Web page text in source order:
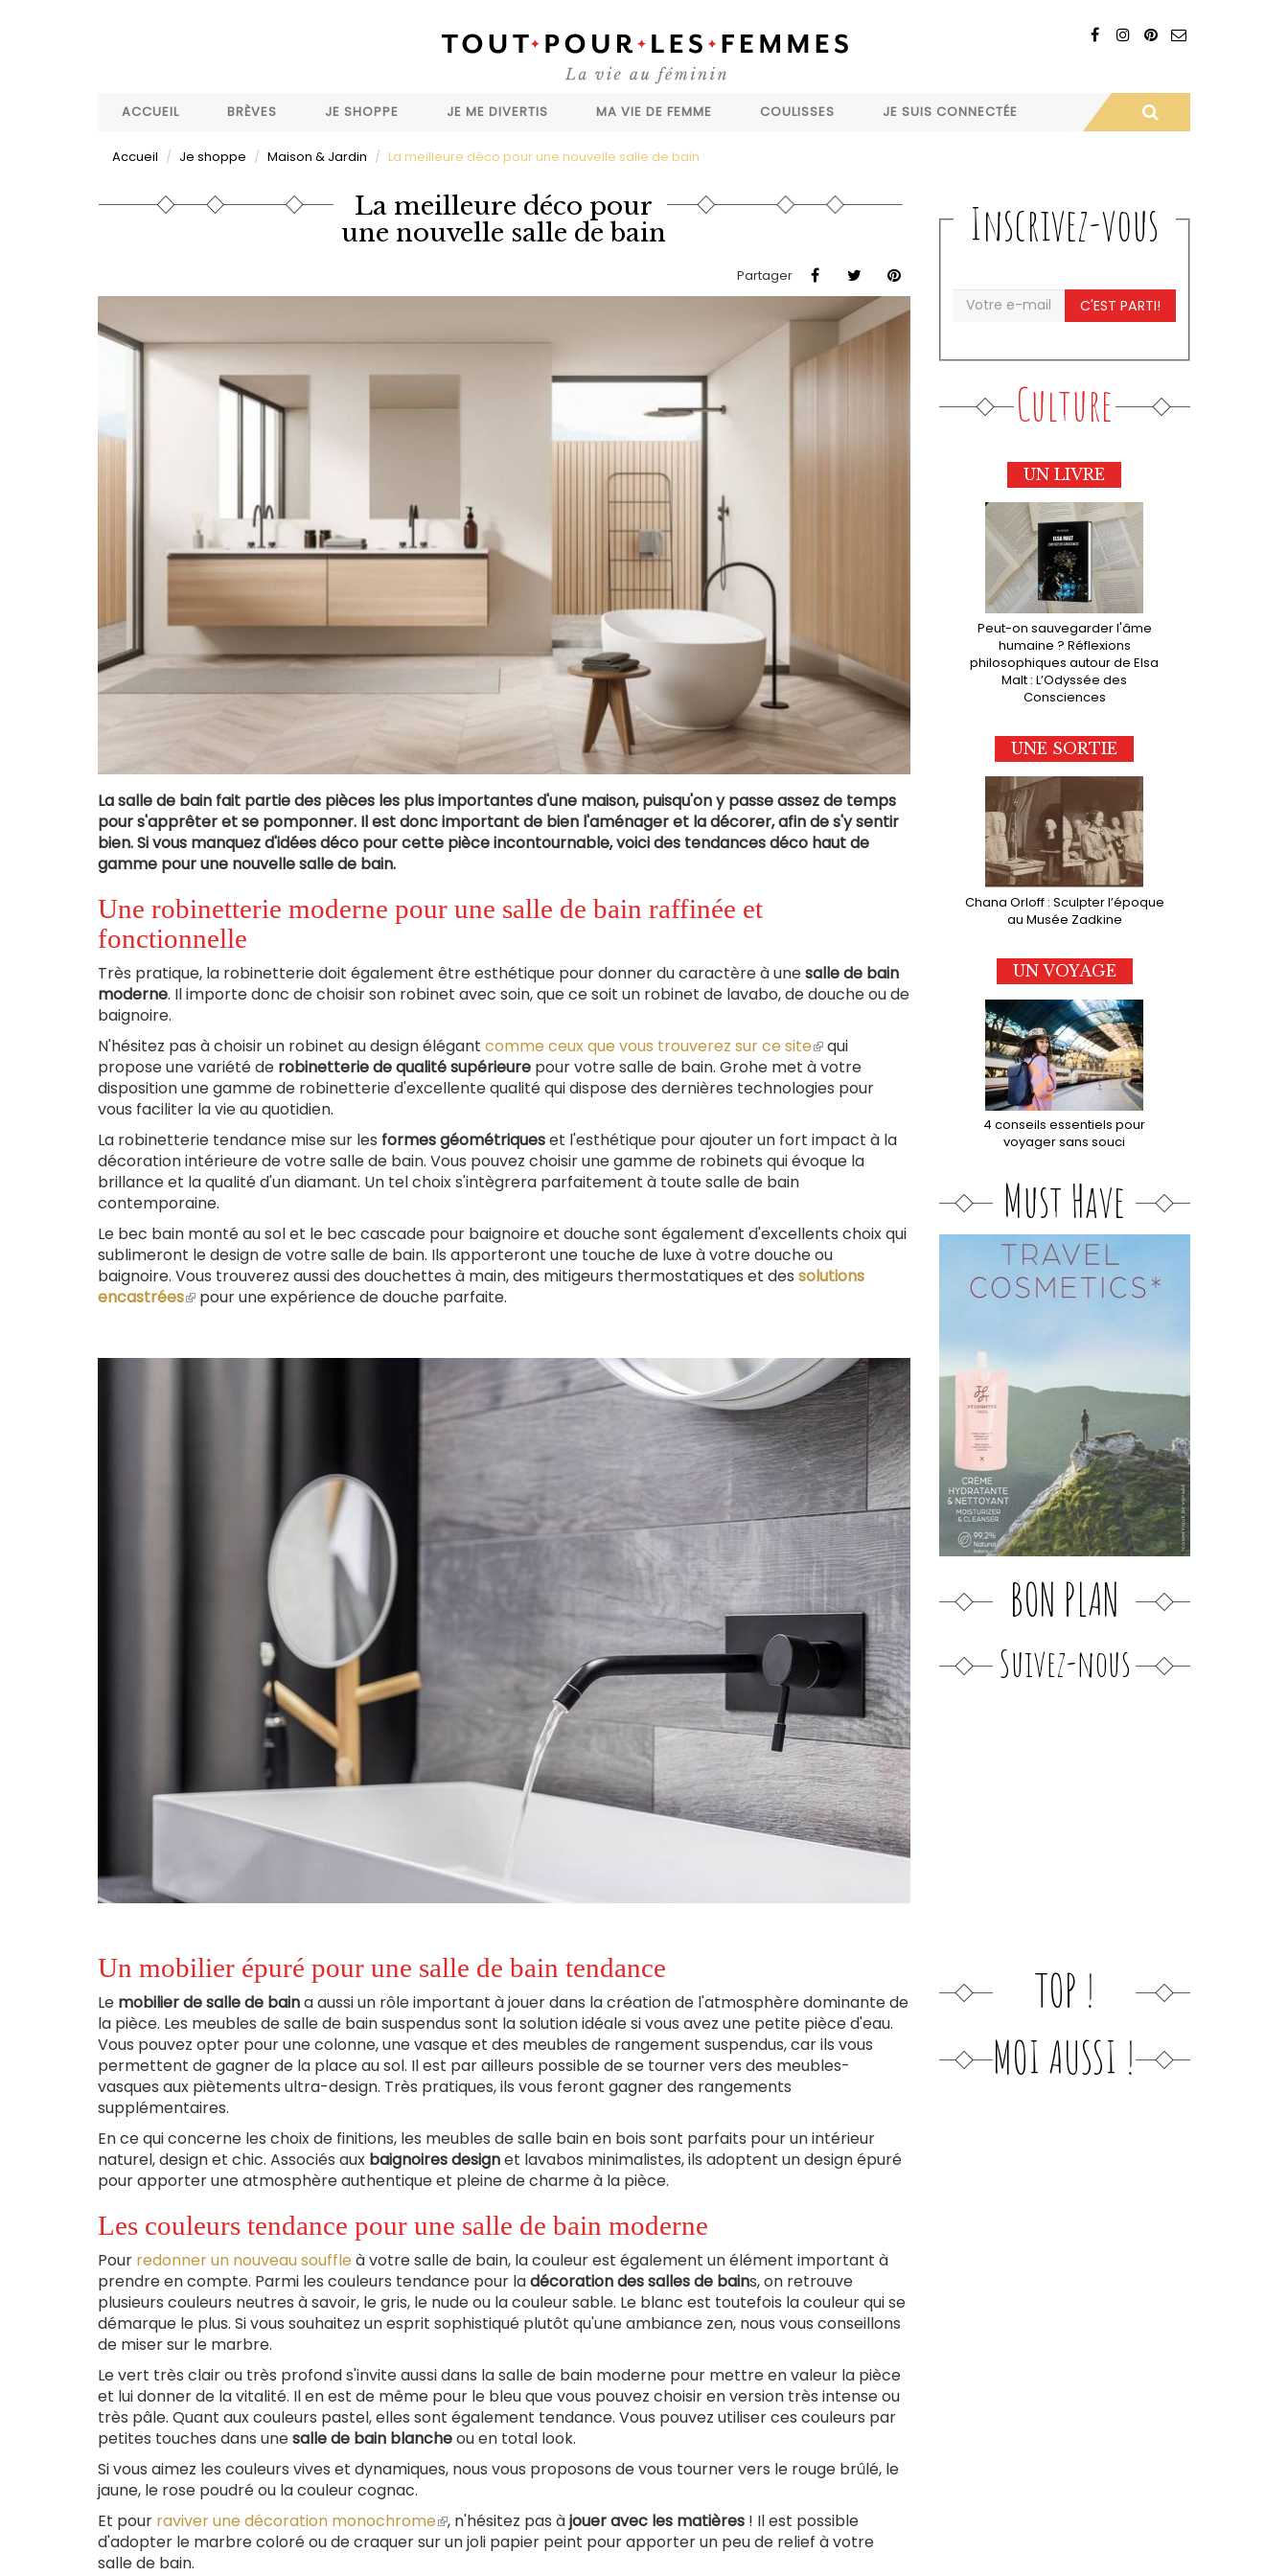
ACCUEIL
BRÈVES JE SHOPPE JE ME DIVERTIS MA VIE DE FEMME COULISSES JE SUIS CONNECTÉE
Accueil Je shoppe Maison & Jardin La meilleure déco pour une nouvelle salle de bain
La meilleure déco pour
une nouvelle salle de bain
Partager
La salle de bain fait partie des pièces les plus importantes d'une maison, puisqu'on y passe assez de temps
pour s'apprêter et se pomponner. Il est donc important de bien l'aménager et la décorer, afin de s'y sentir
bien. Si vous manquez d'idées déco pour cette pièce incontournable, voici des tendances déco haut de
gamme pour une nouvelle salle de bain.
Une robinetterie moderne pour une salle de bain raffinée et
fonctionnelle
Très pratique, la robinetterie doit également être esthétique pour donner du caractère à unesalle de bain
moderne. Il importe donc de choisir son robinet avec soin, que ce soit un robinet de lavabo, de douche ou de
baignoire.
N'hésitez pas à choisir un robinet au design élégant comme ceux que vous trouverez sur ce site(le
lien
est
qui
propose une variété de robinetterie de qualité supérieure pour votre salle de bain. Grohe met à votre
disposition une gamme de robinetterie d'excellente qualité qui dispose des dernières technologies pour
vous faciliter la vie au quotidien.
La robinetterie tendance mise sur les formes géométriqueset l'esthétique pour ajouter un fort impact à la
décoration intérieure de votre salle de bain. Vous pouvez choisir une gamme de robinets qui évoque la
brillance et la qualité d'un diamant. Un tel choix s'intègrera parfaitement à toute salle de bain
contemporaine.
Le bec bain monté au sol et le bec cascade pour baignoire et douche sont également d'excellents choix qui
sublimeront le design de votre salle de bain. Ils apporteront une touche de luxe à votre douche ou
baignoire. Vous trouverez aussi des douchettes à main, des mitigeurs thermostatiques et des solutions
encastrées(le
externe)
pour une expérience de douche parfaite.
Un mobilier épuré pour une salle de bain tendance
Le mobilier de salle de baina aussi un rôle important à jouer dans la création de l'atmosphère dominante de
la pièce. Les meubles de salle de bain suspendus sont la solution idéale si vous avez une petite pièce d'eau.
Vous pouvez opter pour une colonne, une vasque et des meubles de rangement suspendus, car ils vous
permettent de gagner de la place au sol. Il est par ailleurs possible de se tourner vers des meubles-
vasques aux piètements ultra-design. Très pratiques, ils vous feront gagner des rangements
supplémentaires.
En ce qui concerne les choix de finitions, les meubles de salle bain en bois sont parfaits pour un intérieur
naturel, design et chic. Associés aux baignoires designet lavabos minimalistes, ils adoptent un design épuré
pour apporter une atmosphère authentique et pleine de charme à la pièce.
Les couleurs tendance pour une salle de bain moderne
Pour redonner un nouveau souffle à votre salle de bain, la couleur est également un élément important à
prendre en compte. Parmi les couleurs tendance pour ladécoration des salles de bains, on retrouve
plusieurs couleurs neutres à savoir, le gris, le nude ou la couleur sable. Le blanc est toutefois la couleur qui se
démarque le plus. Si vous souhaitez un esprit sophistiqué plutôt qu'une ambiance zen, nous vous conseillons
de miser sur le marbre.
Le vert très clair ou très profond s'invite aussi dans la salle de bain moderne pour mettre en valeur la pièce
et lui donner de la vitalité. Il en est de même pour le bleu que vous pouvez choisir en version très intense ou
très pâle. Quant aux couleurs pastel, elles sont également tendance. Vous pouvez utiliser ces couleurs par
petites touches dans unesalle de bain blancheou en total look.
Si vous aimez les couleurs vives et dynamiques, nous vous proposons de vous tourner vers le rouge brûlé, le
jaune, le rose poudré ou la couleur cognac.
Et pour raviver une décoration monochrome(le
lien
, n'hésitez pas àjouer avec les matières ! Il est possible
d'adopter le marbre coloré ou de craquer sur un joli papier peint pour apporter un peu de relief à votre
salle de bain.
Inscrivez-vous
C'EST PARTI!
Culture
UN LIVRE
Peut-on sauvegarder l'âme
humaine ? Réflexions
philosophiques autour de Elsa
Malt : L’Odyssée des
Consciences
UNE SORTIE
Chana Orloff : Sculpter l’époque
au Musée Zadkine
UN VOYAGE
4 conseils essentiels pour
voyager sans souci
Must Have
BON PLAN
Suivez-nous
TOP !
MOI AUSSI !